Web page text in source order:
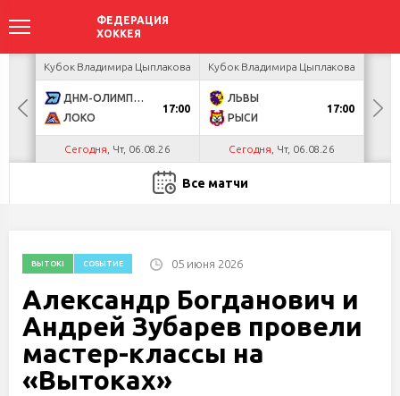
Кубок Владимира Цыплакова
ДНМ-ОЛИМПИК
ЛОКО
17:00
Сегодня , Чт, 06.08.26
Кубок Владимира Цыплакова
ЛЬВЫ
РЫСИ
17:00
Сегодня , Чт, 06.08.26
Все матчи
ВЫТОКI СОБЫТИЕ 05 июня 2026
Александр Богданович и
Андрей Зубарев провели
мастер-классы на
«Вытоках»